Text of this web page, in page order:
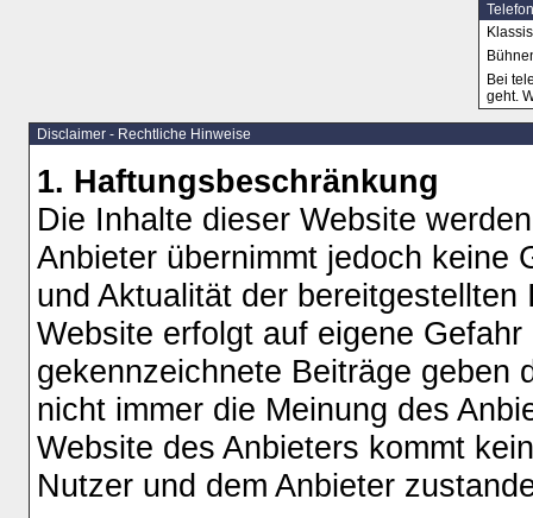
Bei
geht.
Disclaimer - Rechtliche Hinweise
1. Haftungsbeschränkung
Die Inhalte dieser Website
Anbieter übernimmt jedoch keine
und Aktualität der
Website erfolgt auf eigene
gekennzeichnete Beiträge geben
nicht immer die Meinung des
Website des Anbieters kommt
Nutzer und dem Anbieter